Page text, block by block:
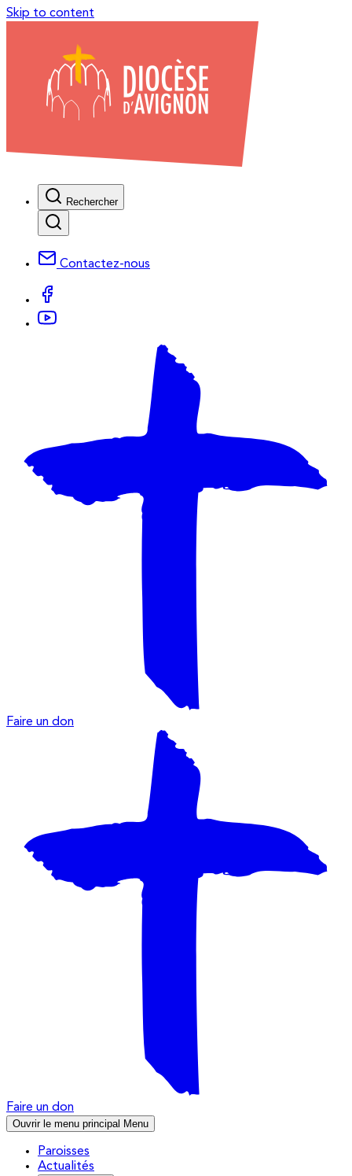
Skip to content
Rechercher
Contactez-nous
Faire un don
Faire un don
Ouvrir le menu principal Menu
Paroisses
Actualités